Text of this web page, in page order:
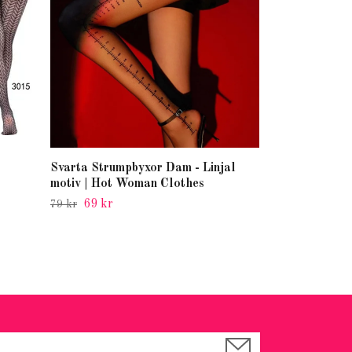
Svarta Strumpbyxor Dam - Linjal
motiv | Hot Woman Clothes
79 kr 69 kr